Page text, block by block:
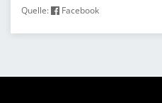
Quelle: Facebook